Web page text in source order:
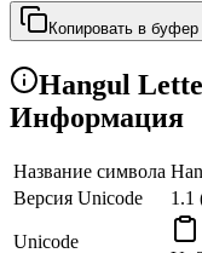
Копировать в
Hangul
Информация
Название символа
Версия Unicode
1.1
Unicode